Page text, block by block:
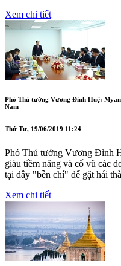
Xem chi tiết
Phó Thủ tướng Vương Đình Huệ:
Nam
Thứ Tư, 19/06/2019 11:24
Phó Thủ tướng Vương Đình
giàu tiềm năng và cổ vũ các
tại đây "bền chí" để gặt hái
Xem chi tiết